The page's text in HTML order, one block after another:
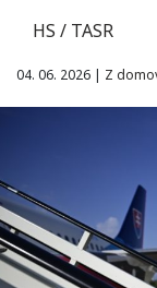
HS / TASR
04. 06. 2026 | Z